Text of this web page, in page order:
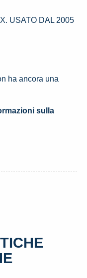
USATO DAL 2005
ha ancora una
sulla